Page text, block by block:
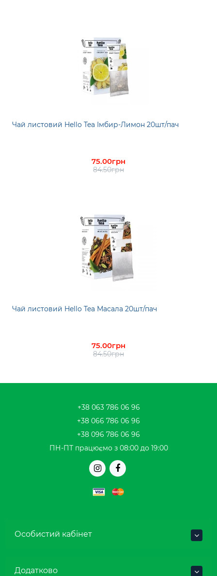
Чай листовий Hello Tea Імбир-Лимон 20шт/пач
75.00грн
84.50грн
Чай листовий Hello Tea Масала 20шт/пач
75.00грн
84.50грн
+38 063 786 06 96
+38 066 786 06 96
+38 096 786 06 96
ПН-ПТ працюємо з 08:00 до 19:00
Особистий кабінет
Додатково